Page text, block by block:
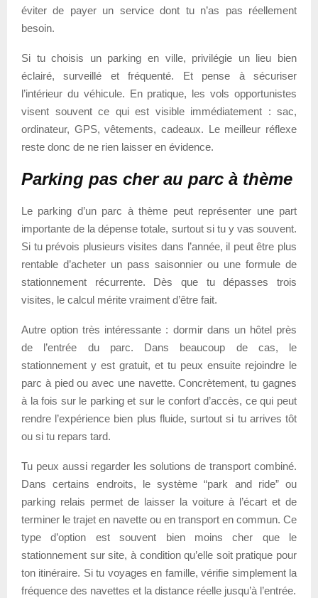
éviter de payer un service dont tu n’as pas réellement
besoin.
Si tu choisis un parking en ville, privilégie un lieu bien
éclairé, surveillé et fréquenté. Et pense à sécuriser
l’intérieur du véhicule. En pratique, les vols opportunistes
visent souvent ce qui est visible immédiatement : sac,
ordinateur, GPS, vêtements, cadeaux. Le meilleur réflexe
reste donc de ne rien laisser en évidence.
Parking pas cher au parc à thème
Le parking d’un parc à thème peut représenter une part
importante de la dépense totale, surtout si tu y vas souvent.
Si tu prévois plusieurs visites dans l’année, il peut être plus
rentable d’acheter un pass saisonnier ou une formule de
stationnement récurrente. Dès que tu dépasses trois
visites, le calcul mérite vraiment d’être fait.
Autre option très intéressante : dormir dans un hôtel près
de l’entrée du parc. Dans beaucoup de cas, le
stationnement y est gratuit, et tu peux ensuite rejoindre le
parc à pied ou avec une navette. Concrètement, tu gagnes
à la fois sur le parking et sur le confort d’accès, ce qui peut
rendre l’expérience bien plus fluide, surtout si tu arrives tôt
ou si tu repars tard.
Tu peux aussi regarder les solutions de transport combiné.
Dans certains endroits, le système “park and ride” ou
parking relais permet de laisser la voiture à l’écart et de
terminer le trajet en navette ou en transport en commun. Ce
type d’option est souvent bien moins cher que le
stationnement sur site, à condition qu’elle soit pratique pour
ton itinéraire. Si tu voyages en famille, vérifie simplement la
fréquence des navettes et la distance réelle jusqu’à l’entrée.